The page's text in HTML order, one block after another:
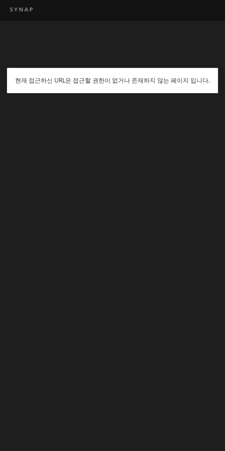
현재 접근하신 URL은 접근할 권한이 없거나 존재하지 않는 페이지 입니다.